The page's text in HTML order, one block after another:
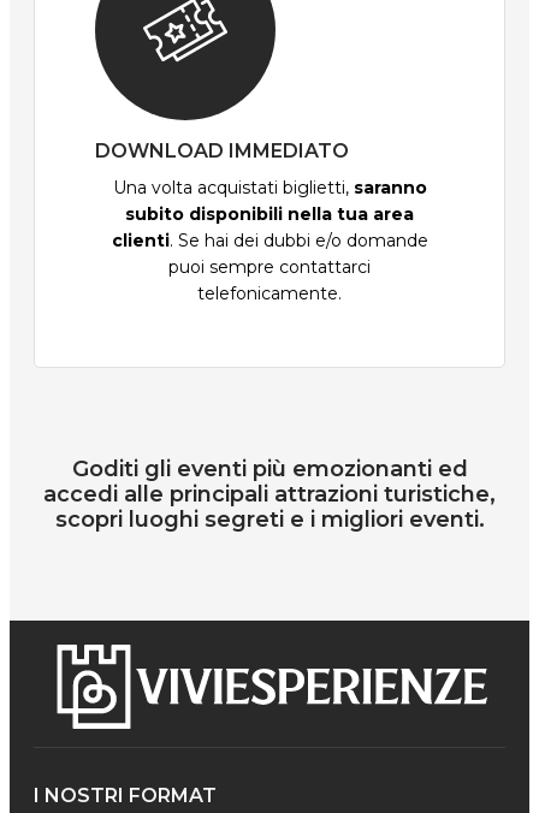
DOWNLOAD IMMEDIATO
Una volta acquistati biglietti, saranno
subito disponibili nella tua area
clienti. Se hai dei dubbi e/o domande
puoi sempre contattarci
telefonicamente.
Goditi gli eventi più emozionanti ed
accedi alle principali attrazioni turistiche,
scopri luoghi segreti e i migliori eventi.
I NOSTRI FORMAT